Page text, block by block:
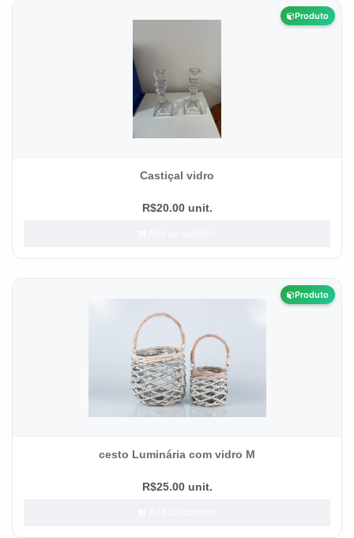
Produto
Castiçal vidro
R$20.00 unit.
Produto
cesto Luminária com vidro M
R$25.00 unit.